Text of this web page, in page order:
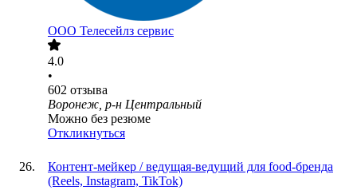
ООО Телесейлз сервис
4.0
•
602 отзыва
Воронеж, р-н Центральный
Можно без резюме
Откликнуться
Контент-мейкер / ведущая-ведущий для food-бренда
(Reels, Instagram, TikTok)